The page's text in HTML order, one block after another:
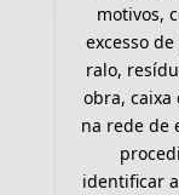
motivos,
excesso
ralo,
obra,
na rede de
identificar